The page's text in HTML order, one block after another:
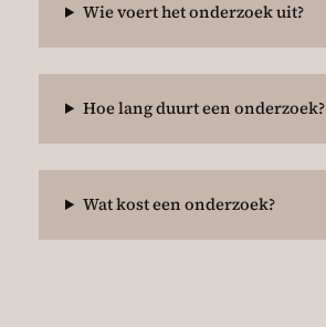
Wie voert het onderzoek uit?
Hoe lang duurt een onderzoek?
Wat kost een onderzoek?